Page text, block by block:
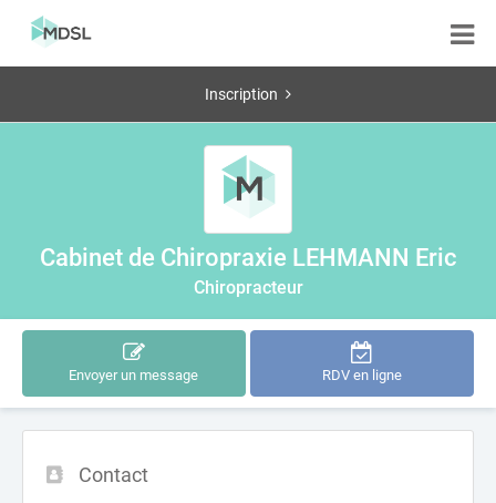
Inscription
Cabinet de Chiropraxie LEHMANN Eric
Chiropracteur
Envoyer un message RDV en ligne
Contact